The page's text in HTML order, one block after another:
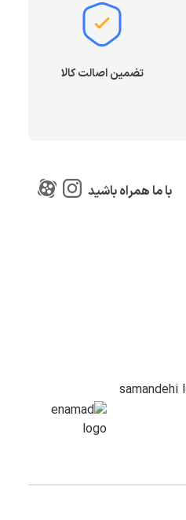
تضمین اصالت کالا
با ما همراه باشید